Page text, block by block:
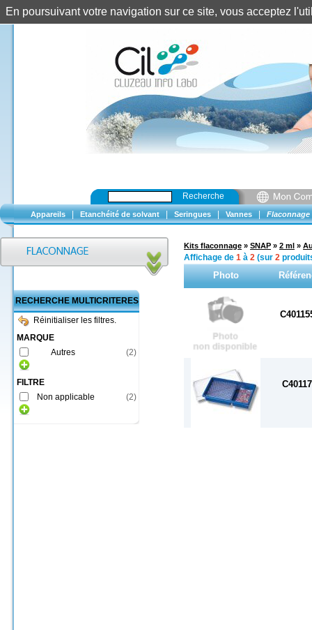
Recherche
Appareils Etanchéité de solvant Seringues Vannes Flaconnage
RECHERCHE MULTICRITERES
Réinitialiser les filtres.
MARQUE
Autres
(2)
FILTRE
Non applicable
(2)
Kits flaconnage » SNAP » 2 ml »
Affichage de 1 à 2 (sur 2
Photo
En poursuivant votre navigation sur ce site, vous acceptez